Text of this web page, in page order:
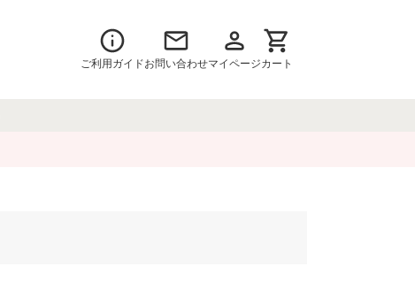
ご利用ガイドお問い合わせマイページカート